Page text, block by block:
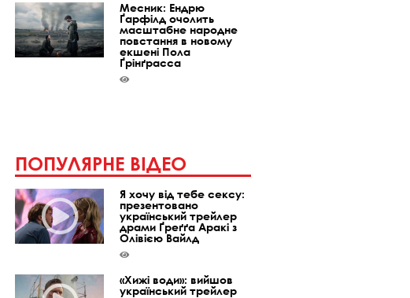
Месник: Ендрю
Ґарфілд очолить
масштабне народне
повстання в новому
екшені Пола
Ґрінґрасса
ПОПУЛЯРНЕ ВІДЕО
Я хочу від тебе сексу:
презентовано
український трейлер
драми Ґреґґа Аракі з
Олівією Вайлд
«Хижі води»: вийшов
український трейлер